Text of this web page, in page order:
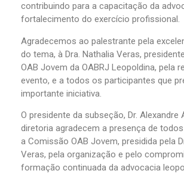
contribuindo para a capacitação da
fortalecimento do exercício profissional.
Agradecemos ao palestrante pela
do tema, à Dra. Nathalia Veras,
OAB Jovem da OABRJ Leopoldina, pela
evento, e a todos os participantes que
importante iniciativa.
O presidente da subseção, Dr. Alexandre
diretoria agradecem a presença de
a Comissão OAB Jovem, presidida pela
Veras, pela organização e pelo
formação continuada da advocacia